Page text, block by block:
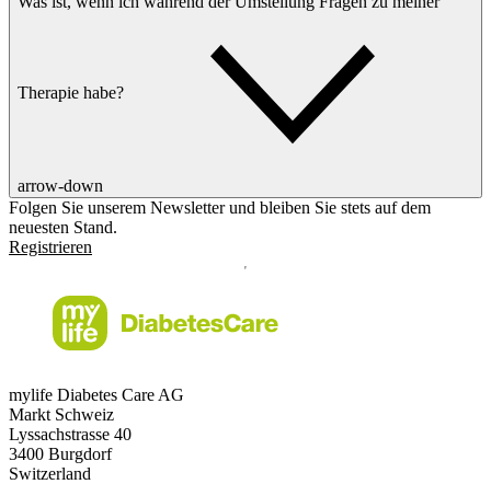
Therapie habe?
arrow-down
Folgen Sie unserem Newsletter und bleiben Sie stets auf dem
neuesten Stand.
Registrieren
mylife Diabetes Care AG
Markt Schweiz
Lyssachstrasse 40
3400 Burgdorf
Switzerland